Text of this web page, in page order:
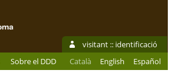
visitant :: identificació
Sobre el DDD Català English Español